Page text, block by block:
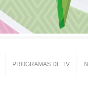
PROGRAMAS DE TV